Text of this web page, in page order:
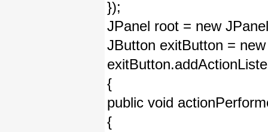
});
JPanel root = new
JButton exitButton =
{
public void
{